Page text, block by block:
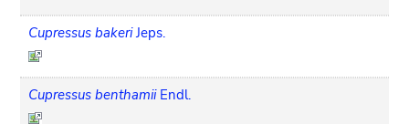
Cupressus bakeri Jeps.
Cupressus benthamii Endl.